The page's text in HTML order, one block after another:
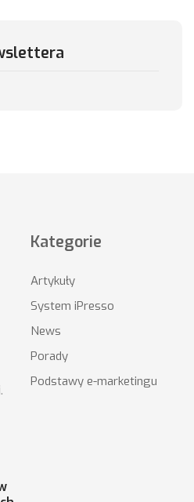
Kategorie
Artykuły
System iPresso
News
Porady
Podstawy e-marketingu